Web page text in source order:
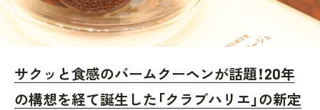
サクッと食感のバームクーヘンが話題！20年
の構想を経て誕生した「クラブハリエ」の新定